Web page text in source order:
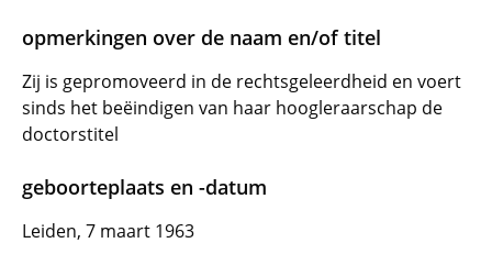
opmerkingen over de naam en/of titel
Zij is gepromoveerd in de rechtsgeleerdheid en voert
sinds het beëindigen van haar hoogleraarschap de
doctorstitel
geboorteplaats en -datum
Leiden, 7 maart 1963